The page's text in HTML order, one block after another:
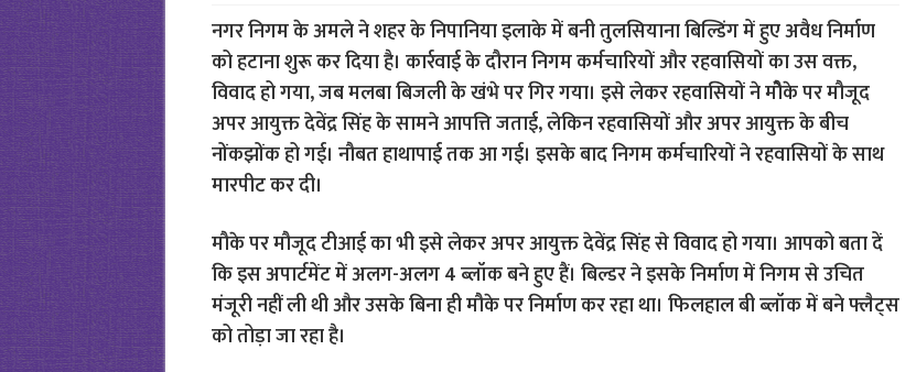
नगर निगम के अमले ने शहर के निपानिया इलाके में बनी तुलसियाना बिल्डिंग में हुए अवैध निर्माण
को हटाना शुरू कर दिया है। कार्रवाई के दौरान निगम कर्मचारियों और रहवासियों का उस वक्त,
विवाद हो गया, जब मलबा बिजली के खंभे पर गिर गया। इसे लेकर रहवासियों ने मौेके पर मौजूद
अपर आयुक्त देवेंद्र सिंह के सामने आपत्ति जताई, लेकिन रहवासियों और अपर आयुक्त के बीच
नोंकझोंक हो गई। नौबत हाथापाई तक आ गई। इसके बाद निगम कर्मचारियों ने रहवासियों के साथ
मारपीट कर दी।
मौके पर मौजूद टीआई का भी इसे लेकर अपर आयुक्त देवेंद्र सिंह से विवाद हो गया। आपको बता दें
कि इस अपार्टमेंट में अलग-अलग 4 ब्लॉक बने हुए हैं। बिल्डर ने इसके निर्माण में निगम से उचित
मंजूरी नहीं ली थी और उसके बिना ही मौके पर निर्माण कर रहा था। फिलहाल बी ब्लॉक में बने फ्लैट्स
को तोड़ा जा रहा है।